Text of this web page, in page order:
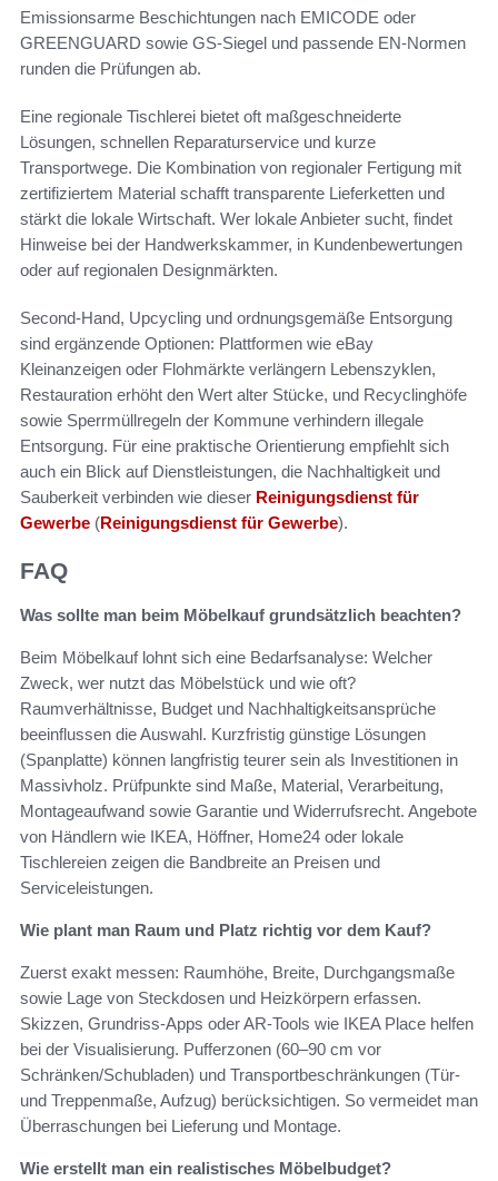
Emissionsarme Beschichtungen nach EMICODE oder
GREENGUARD sowie GS-Siegel und passende EN-Normen
runden die Prüfungen ab.
Eine regionale Tischlerei bietet oft maßgeschneiderte
Lösungen, schnellen Reparaturservice und kurze
Transportwege. Die Kombination von regionaler Fertigung mit
zertifiziertem Material schafft transparente Lieferketten und
stärkt die lokale Wirtschaft. Wer lokale Anbieter sucht, findet
Hinweise bei der Handwerkskammer, in Kundenbewertungen
oder auf regionalen Designmärkten.
Second-Hand, Upcycling und ordnungsgemäße Entsorgung
sind ergänzende Optionen: Plattformen wie eBay
Kleinanzeigen oder Flohmärkte verlängern Lebenszyklen,
Restauration erhöht den Wert alter Stücke, und Recyclinghöfe
sowie Sperrmüllregeln der Kommune verhindern illegale
Entsorgung. Für eine praktische Orientierung empfiehlt sich
auch ein Blick auf Dienstleistungen, die Nachhaltigkeit und
Sauberkeit verbinden wie dieser Reinigungsdienst für
Gewerbe (Reinigungsdienst für Gewerbe).
FAQ
Was sollte man beim Möbelkauf grundsätzlich beachten?
Beim Möbelkauf lohnt sich eine Bedarfsanalyse: Welcher
Zweck, wer nutzt das Möbelstück und wie oft?
Raumverhältnisse, Budget und Nachhaltigkeitsansprüche
beeinflussen die Auswahl. Kurzfristig günstige Lösungen
(Spanplatte) können langfristig teurer sein als Investitionen in
Massivholz. Prüfpunkte sind Maße, Material, Verarbeitung,
Montageaufwand sowie Garantie und Widerrufsrecht. Angebote
von Händlern wie IKEA, Höffner, Home24 oder lokale
Tischlereien zeigen die Bandbreite an Preisen und
Serviceleistungen.
Wie plant man Raum und Platz richtig vor dem Kauf?
Zuerst exakt messen: Raumhöhe, Breite, Durchgangsmaße
sowie Lage von Steckdosen und Heizkörpern erfassen.
Skizzen, Grundriss-Apps oder AR-Tools wie IKEA Place helfen
bei der Visualisierung. Pufferzonen (60–90 cm vor
Schränken/Schubladen) und Transportbeschränkungen (Tür-
und Treppenmaße, Aufzug) berücksichtigen. So vermeidet man
Überraschungen bei Lieferung und Montage.
Wie erstellt man ein realistisches Möbelbudget?